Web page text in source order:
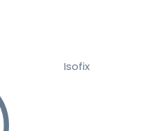
Isofix